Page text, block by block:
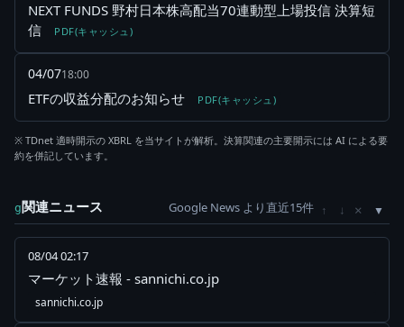
NEXT FUNDS 野村日本株高配当70連動型上場投信 決算短
信
PDF(キャッシュ)
04/0718:00
ETFの収益分配のお知らせ PDF(キャッシュ)
※ TDnet 適時開示の XBRL を当サイトが解析。決算関連の主要開示には AI による要
約を併記しています。
g関連ニュース Google News より直近15件 ↑ ↓ ×
08/04 02:17
マーケット速報 - sannichi.co.jp
sannichi.co.jp